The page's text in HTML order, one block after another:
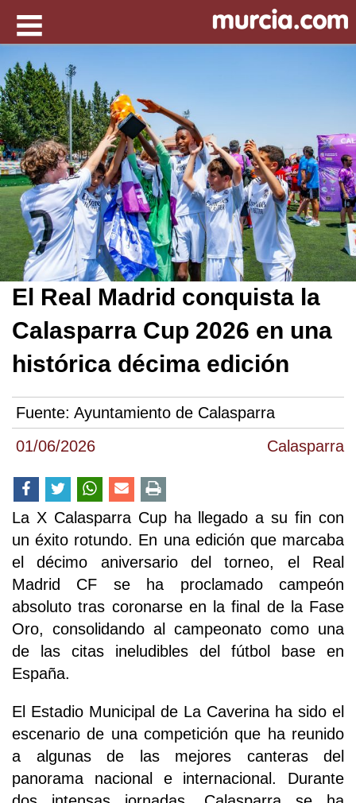
01/06/2026 Calasparra
El Real Madrid conquista la
Calasparra Cup 2026 en una
histórica décima edición
Fuente: Ayuntamiento de Calasparra
La X Calasparra Cup ha llegado a su fin con
un éxito rotundo. En una edición que marcaba
el décimo aniversario del torneo, el Real
Madrid CF se ha proclamado campeón
absoluto tras coronarse en la final de la Fase
Oro, consolidando al campeonato como una
de las citas ineludibles del fútbol base en
España.
El Estadio Municipal de La Caverina ha sido el
escenario de una competición que ha reunido
a algunas de las mejores canteras del
panorama nacional e internacional. Durante